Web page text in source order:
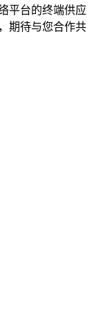
平台的终端供应
期待与您合作共